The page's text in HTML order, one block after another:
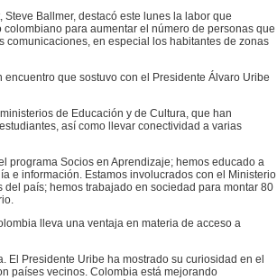
Ballmer, destacó este lunes la labor que
para aumentar el número de personas que
en especial los habitantes de zonas
que sostuvo con el Presidente Álvaro Uribe
de Educación y de Cultura, que han
así como llevar conectividad a varias
programa Socios en Aprendizaje; hemos educado a
e información. Estamos involucrados con el Ministerio
país; hemos trabajado en sociedad para montar 80
lleva una ventaja en materia de acceso a
Presidente Uribe ha mostrado su curiosidad en el
países vecinos. Colombia está mejorando